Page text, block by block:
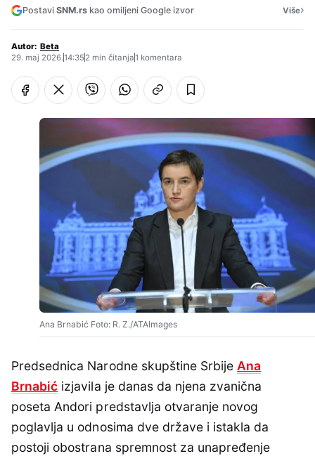
Postavi SNM.rs kao omiljeni Google izvor Više›
Autor: Beta
29. maj 2026.14:352 min čitanja1 komentara
Ana Brnabić Foto: R. Z./ATAImages
Predsednica Narodne skupštine Srbije Ana
Brnabić izjavila je danas da njena zvanična
poseta Andori predstavlja otvaranje novog
poglavlja u odnosima dve države i istakla da
postoji obostrana spremnost za unapređenje